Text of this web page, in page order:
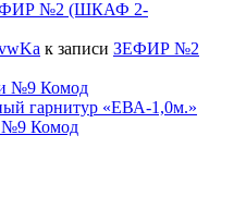
№2 (ШКАФ 2-
к записи ЗЕФИР №2
№9 Комод
гарнитур «ЕВА-1,0м.»
№9 Комод